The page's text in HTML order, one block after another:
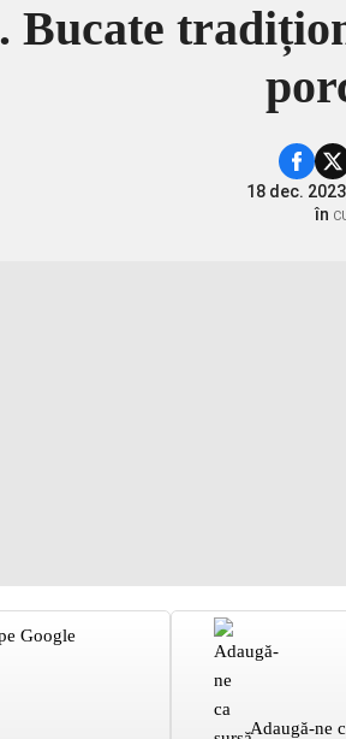
Bucate
18 dec.
în
Google
Adaugă-ne